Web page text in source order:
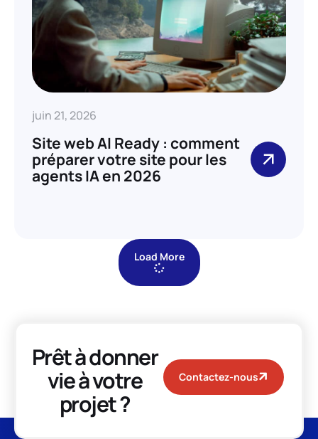
juin 21, 2026
Site web AI Ready : comment
préparer votre site pour les
agents IA en 2026
Load More
Prêt à donner
vie à votre
projet ?
Contactez-nous